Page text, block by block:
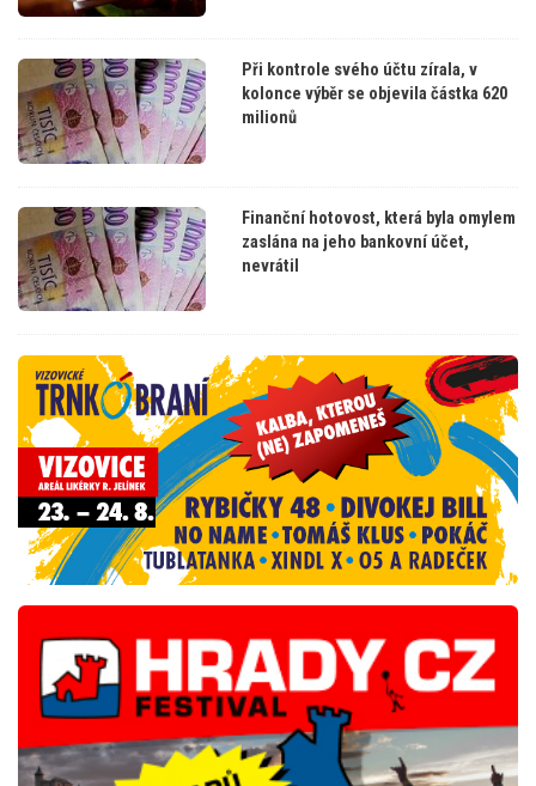
Při kontrole svého účtu zírala, v
kolonce výběr se objevila částka 620
milionů
Finanční hotovost, která byla omylem
zaslána na jeho bankovní účet,
nevrátil